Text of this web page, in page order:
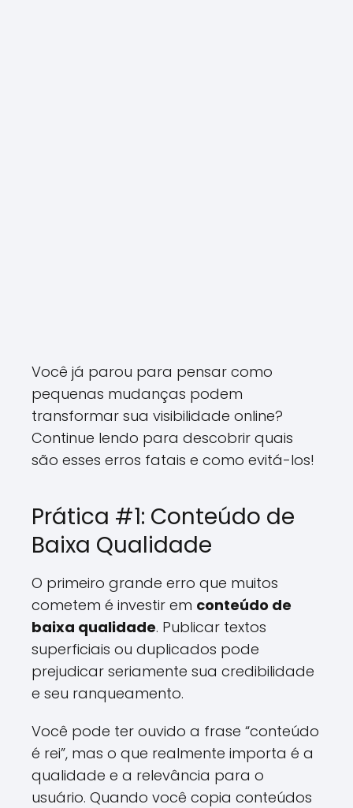
Você já parou para pensar como
pequenas mudanças podem
transformar sua visibilidade online?
Continue lendo para descobrir quais
são esses erros fatais e como evitá-los!
Prática #1: Conteúdo de
Baixa Qualidade
O primeiro grande erro que muitos
cometem é investir em conteúdo de
baixa qualidade. Publicar textos
superficiais ou duplicados pode
prejudicar seriamente sua credibilidade
e seu ranqueamento.
Você pode ter ouvido a frase “conteúdo
é rei”, mas o que realmente importa é a
qualidade e a relevância para o
usuário. Quando você copia conteúdos